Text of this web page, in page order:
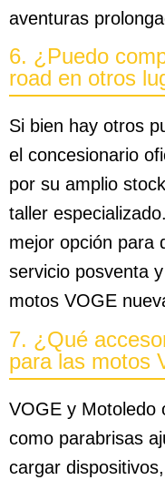
aventuras
6. ¿Puedo
road en otros
Si bien hay otros
el concesionario
por su amplio
taller
mejor opción para
servicio posventa
motos VOGE
7. ¿Qué
para las motos
VOGE y Motoledo
como parabrisas
cargar